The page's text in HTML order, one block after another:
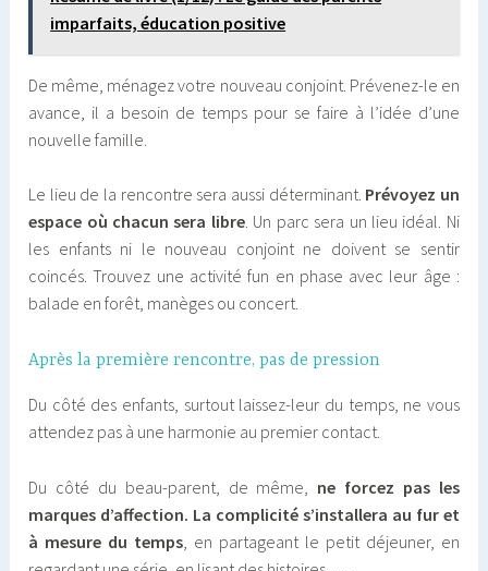
imparfaits, éducation positive
De même, ménagez votre nouveau conjoint. Prévenez-le en
avance, il a besoin de temps pour se faire à l’idée d’une
nouvelle famille.
Le lieu de la rencontre sera aussi déterminant. Prévoyez un
espace où chacun sera libre. Un parc sera un lieu idéal. Ni
les enfants ni le nouveau conjoint ne doivent se sentir
coincés. Trouvez une activité fun en phase avec leur âge :
balade en forêt, manèges ou concert.
Après la première rencontre, pas de pression
Du côté des enfants, surtout laissez-leur du temps, ne vous
attendez pas à une harmonie au premier contact.
Du côté du beau-parent, de même, ne forcez pas les
marques d’affection. La complicité s’installera au fur et
à mesure du temps , en partageant le petit déjeuner, en